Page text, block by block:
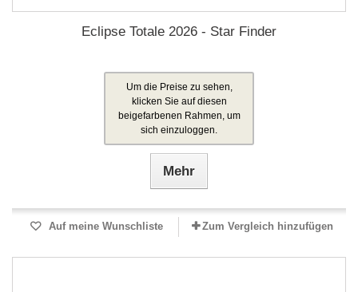
Eclipse Totale 2026 - Star Finder
Um die Preise zu sehen,
klicken Sie auf diesen
beigefarbenen Rahmen, um
sich einzuloggen.
Mehr
Auf meine Wunschliste Zum Vergleich hinzufügen